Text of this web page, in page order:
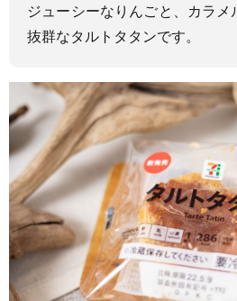
ジューシーなりんごと、カラメ
抜群なタルトタタンです。